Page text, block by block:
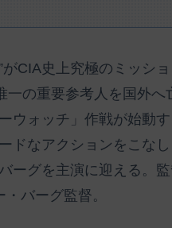
がCIA史上究極のミッシ
一の重要参考人を国外
ウォッチ」作戦が始動
ドなアクションをこな
ーグを主演に迎える。
バーグ監督。